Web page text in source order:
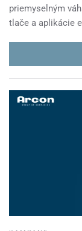
priemyselným
tlače a aplikácie